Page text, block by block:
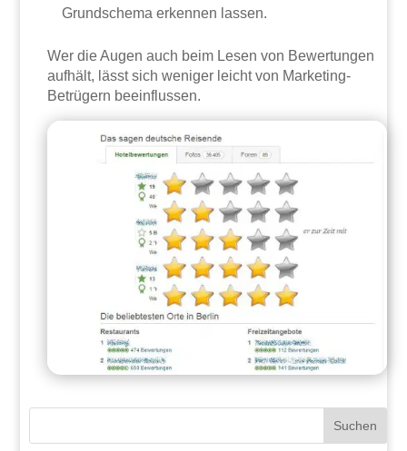
Grundschema erkennen lassen.
Wer die Augen auch beim Lesen von Bewertungen
aufhält, lässt sich weniger leicht von Marketing-
Betrügern beeinflussen.